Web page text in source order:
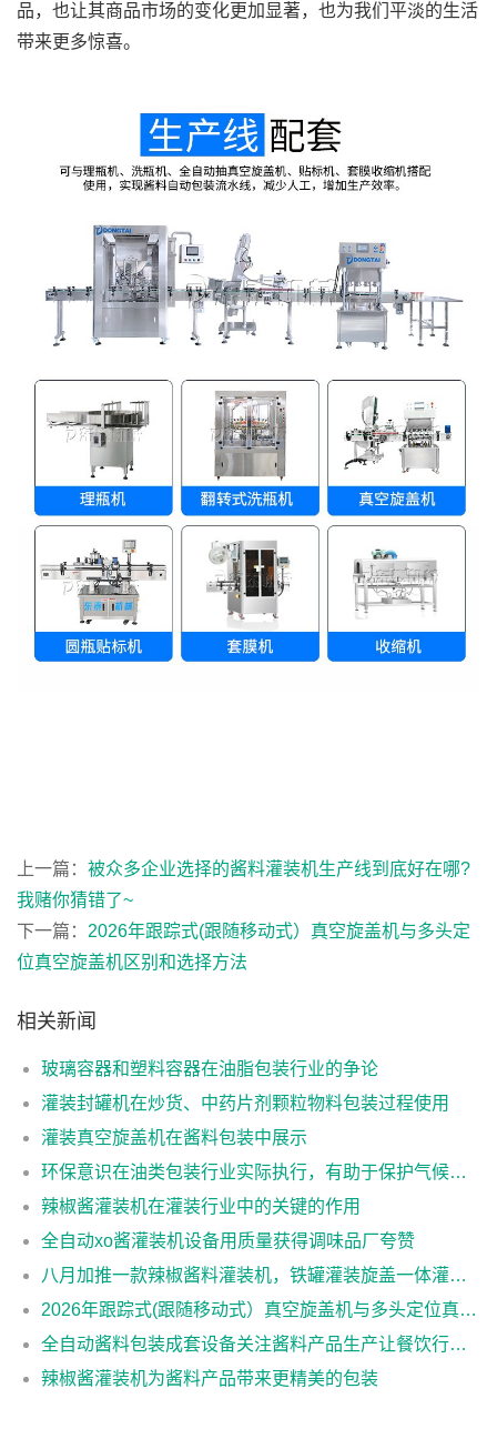
品，也让其商品市场的变化更加显著，也为我们平淡的生活
带来更多惊喜。
上一篇： 被众多企业选择的酱料灌装机生产线到底好在哪?
我赌你猜错了~
下一篇： 2026年跟踪式(跟随移动式）真空旋盖机与多头定
位真空旋盖机区别和选择方法
相关新闻
玻璃容器和塑料容器在油脂包装行业的争论
灌装封罐机在炒货、中药片剂颗粒物料包装过程使用
灌装真空旋盖机在酱料包装中展示
环保意识在油类包装行业实际执行，有助于保护气候和环境
辣椒酱灌装机在灌装行业中的关键的作用
全自动xo酱灌装机设备用质量获得调味品厂夸赞
八月加推一款辣椒酱料灌装机，铁罐灌装旋盖一体灌装设备
2026年跟踪式(跟随移动式）真空旋盖机与多头定位真空旋盖机区别和选择方法
全自动酱料包装成套设备关注酱料产品生产让餐饮行业的发展更便利
辣椒酱灌装机为酱料产品带来更精美的包装